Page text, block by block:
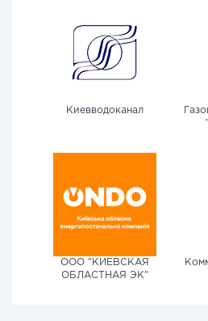
Киевводоканал
ООО "КИЕВСКАЯ
ОБЛАСТНАЯ ЭК"